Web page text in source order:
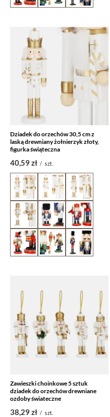
Dziadek do orzechów 30,5 cm z
laską drewniany żołnierzyk złoty,
figurka świąteczna
40,59 zł / szt.
Zawieszki choinkowe 5 sztuk
dziadek do orzechów drewniane
ozdoby świateczne
38,29 zł / szt.